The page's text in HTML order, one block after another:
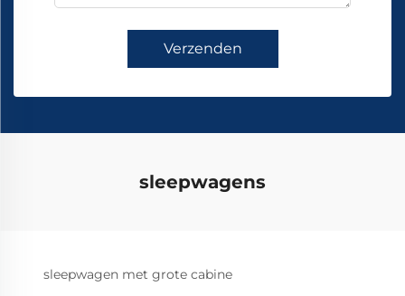
Verzenden
sleepwagens
sleepwagen met grote cabine